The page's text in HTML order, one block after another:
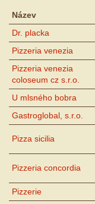
Název
Dr. placka
Pizzeria venezia
Pizzeria venezia
coloseum cz s.r.o.
U mlsného bobra
Gastroglobal, s.r.o.
Pizza sicilia
Pizzeria concordia
Pizzerie